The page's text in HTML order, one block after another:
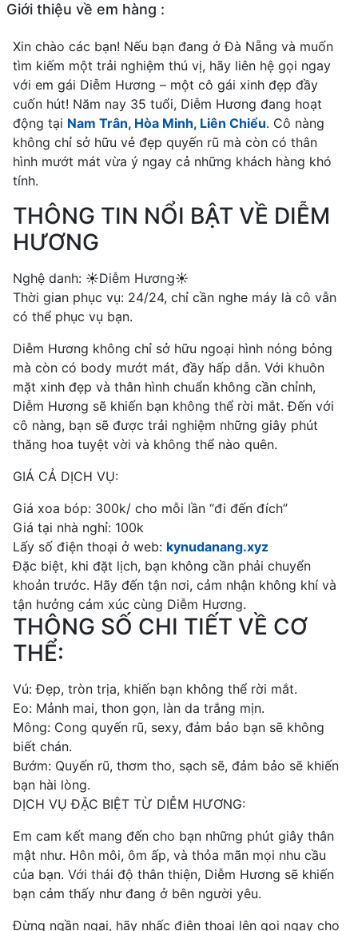
Giới thiệu về em hàng :
Xin chào các bạn! Nếu bạn đang ở Đà Nẵng và muốn
tìm kiếm một trải nghiệm thú vị, hãy liên hệ gọi ngay
với em gái Diễm Hương – một cô gái xinh đẹp đầy
cuốn hút! Năm nay 35 tuổi, Diễm Hương đang hoạt
động tại Nam Trân, Hòa Minh, Liên Chiểu. Cô nàng
không chỉ sở hữu vẻ đẹp quyến rũ mà còn có thân
hình mướt mát vừa ý ngay cả những khách hàng khó
tính.
THÔNG TIN NỔI BẬT VỀ DIỄM
HƯƠNG
Nghệ danh: ☀️Diễm Hương☀️
Thời gian phục vụ: 24/24, chỉ cần nghe máy là cô vẫn
có thể phục vụ bạn.
Diễm Hương không chỉ sở hữu ngoại hình nóng bỏng
mà còn có body mướt mát, đầy hấp dẫn. Với khuôn
mặt xinh đẹp và thân hình chuẩn không cần chỉnh,
Diễm Hương sẽ khiến bạn không thể rời mắt. Đến với
cô nàng, bạn sẽ được trải nghiệm những giây phút
thăng hoa tuyệt vời và không thể nào quên.
GIÁ CẢ DỊCH VỤ:
Giá xoa bóp: 300k/ cho mỗi lần “đi đến đích”
Giá tại nhà nghỉ: 100k
Lấy số điện thoại ở web: kynudanang.xyz
Đặc biệt, khi đặt lịch, bạn không cần phải chuyển
khoản trước. Hãy đến tận nơi, cảm nhận không khí và
tận hưởng cảm xúc cùng Diễm Hương.
THÔNG SỐ CHI TIẾT VỀ CƠ
THỂ:
Vú: Đẹp, tròn trịa, khiến bạn không thể rời mắt.
Eo: Mảnh mai, thon gọn, làn da trắng mịn.
Mông: Cong quyến rũ, sexy, đảm bảo bạn sẽ không
biết chán.
Bướm: Quyến rũ, thơm tho, sạch sẽ, đảm bảo sẽ khiến
bạn hài lòng.
DỊCH VỤ ĐẶC BIỆT TỪ DIỄM HƯƠNG:
Em cam kết mang đến cho bạn những phút giây thân
mật như. Hôn môi, ôm ấp, và thỏa mãn mọi nhu cầu
của bạn. Với thái độ thân thiện, Diễm Hương sẽ khiến
bạn cảm thấy như đang ở bên người yêu.
Đừng ngần ngại, hãy nhấc điện thoại lên gọi ngay cho